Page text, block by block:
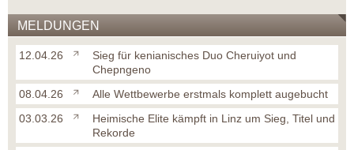
MELDUNGEN
12.04.26
Sieg für kenianisches Duo Cheruiyot und
Chepngeno
08.04.26
Alle Wettbewerbe erstmals komplett augebucht
03.03.26
Heimische Elite kämpft in Linz um Sieg, Titel und
Rekorde